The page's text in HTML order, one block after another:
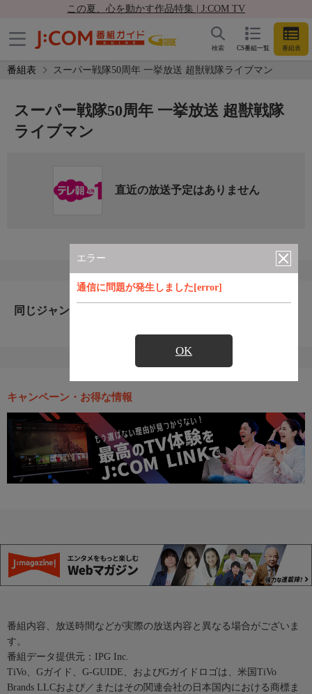
この夏、心を動かす作品特集 | J:COM TV
CS番組一覧 番組表
検索
番組表 スーパー戦隊50周年 一挙放送 超獣戦隊ライブマン
エラー
通信に問題が発生しました[error]
OK
スーパー戦隊50周年 一挙放送 超獣戦隊
ライブマン
直近の放送予定はありません
同じジャンルのおすすめ番組
キャンペーン・お得な情報
番組内容、放送時間などが実際の放送内容と異なる場合がございま
す。
番組データ提供元：IPG Inc.
TiVo、Gガイド、G-GUIDE、およびGガイドロゴは、米国TiVo
Brands LLCおよび／またはその関連会社の日本国内における商標ま